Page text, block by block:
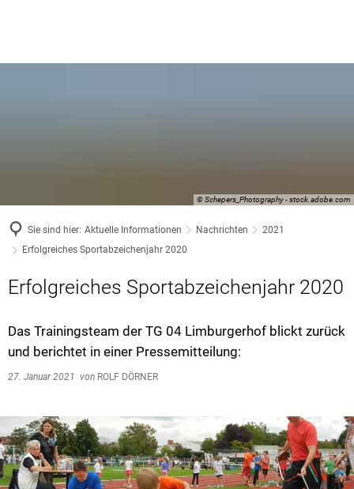
© Schepers_Photography - stock.adobe.com
Sie sind hier: Aktuelle Informationen Nachrichten
2021
Erfolgreiches Sportabzeichenjahr 2020
Erfolgreiches Sportabzeichenjahr 2020
Das Trainingsteam der TG 04 Limburgerhof blickt zurück
und berichtet in einer Pressemitteilung:
27. Januar 2021 von ROLF DÖRNER